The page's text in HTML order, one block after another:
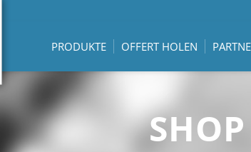
PRODUKTE OFFERT HOLEN
SHOP